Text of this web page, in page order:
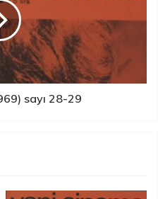
sayı 28-29